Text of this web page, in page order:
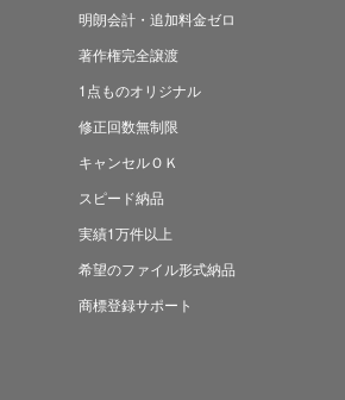
明朗会計・追加料金ゼロ
著作権完全譲渡
1点ものオリジナル
修正回数無制限
キャンセルＯＫ
スピード納品
実績1万件以上
希望のファイル形式納品
商標登録サポート